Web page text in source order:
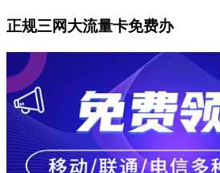
正规三网大流量卡免费办